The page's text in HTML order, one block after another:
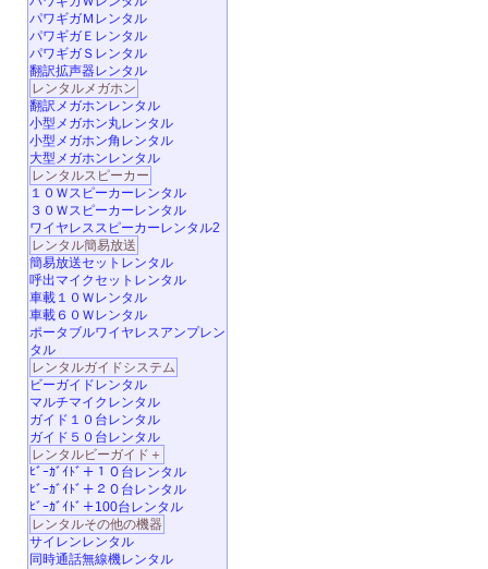
パワギガＭレンタル
パワギガＥレンタル
パワギガＳレンタル
翻訳拡声器レンタル
レンタルメガホン
翻訳メガホンレンタル
小型メガホン丸レンタル
小型メガホン角レンタル
大型メガホンレンタル
レンタルスピーカー
１０Ｗスピーカーレンタル
３０Ｗスピーカーレンタル
ワイヤレススピーカーレンタル2
レンタル簡易放送
簡易放送セットレンタル
呼出マイクセットレンタル
車載１０Ｗレンタル
車載６０Ｗレンタル
ポータブルワイヤレスアンプレン
タル
レンタルガイドシステム
ビーガイドレンタル
マルチマイクレンタル
ガイド１０台レンタル
ガイド５０台レンタル
レンタルビーガイド＋
ﾋﾞｰｶﾞｲﾄﾞ＋１０台レンタル
ﾋﾞｰｶﾞｲﾄﾞ＋２０台レンタル
ﾋﾞｰｶﾞｲﾄﾞ＋100台レンタル
レンタルその他の機器
サイレンレンタル
同時通話無線機レンタル